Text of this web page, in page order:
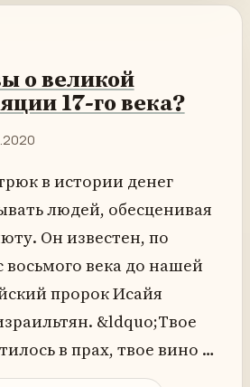
о великой
17-го века?
в истории денег
людей, обесценивая
Он известен, по
восьмого века до нашей
пророк Исайя
&ldquo;Твое
в прах, твое вино …